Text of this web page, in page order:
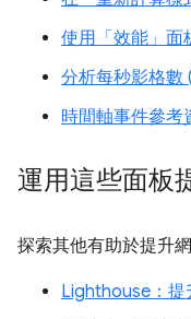
使用「效能」面
分析每秒影格數
時間軸事件參考
運用這些面板
探索其他有助於提升
Lighthouse：提